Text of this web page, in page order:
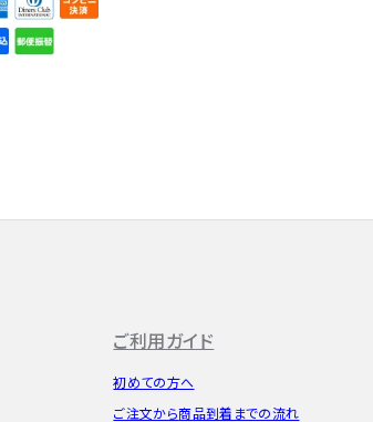
ご利用ガイド
初めての方へ
ご注文から商品到着までの流れ